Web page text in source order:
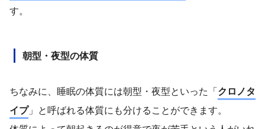
す。
朝型・夜型の体質
ちなみに、睡眠の体質には朝型・夜型といった「クロノタ
イプ」と呼ばれる体質にも分けることができます。